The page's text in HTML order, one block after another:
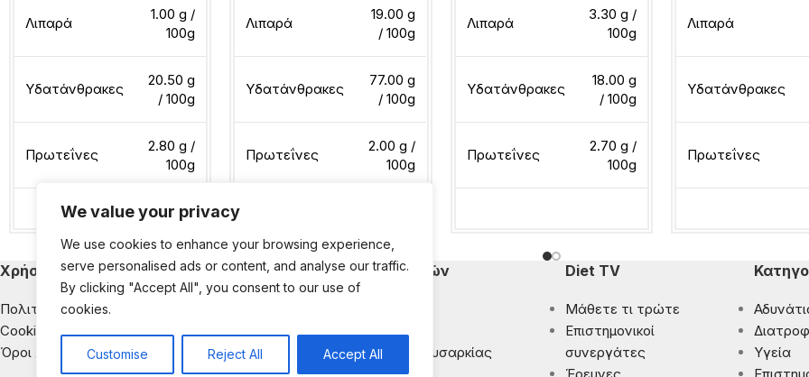
We value your privacy
We use cookies to enhance your browsing experience,
serve personalised ads or content, and analyse our traffic.
By clicking "Accept All", you consent to our use of
cookies.
Customise Reject All Accept All
Λιπαρά
1.00 g /
100g
Υδατάνθρακες
20.50 g
/ 100g
Πρωτεΐνες
2.80 g /
100g
Διαβάστε περισσότερα
Λιπαρά
19.00 g
/ 100g
Υδατάνθρακες
77.00 g
/ 100g
Πρωτεΐνες
2.00 g /
100g
Διαβάστε περισσότερα
Λιπαρά
3.30 g /
100g
Υδατάνθρακες
18.00 g
/ 100g
Πρωτεΐνες
2.70 g /
100g
Λιπαρά
Υδατάνθρακες
Πρωτεΐνες
Χρήσιμα
Πολιτική Απορρήτου
Cookies
Όροι Χρήσης
Κατηγορίες Εκπομπών
Διατροφή & Νοσήματα
Αντιμετώπιση της Παχυσαρκίας
Diet TV
Μάθετε τι τρώτε
Eπιστημονικοί
συνεργάτες
Υγεία